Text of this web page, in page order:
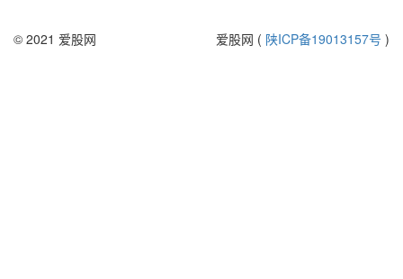
© 2021 爱股网 爱股网 ( 陕ICP备19013157号 )